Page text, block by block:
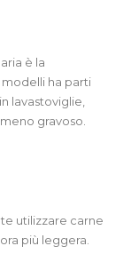
è la
ha parti
lavastoviglie,
gravoso.
utilizzare carne
più leggera.